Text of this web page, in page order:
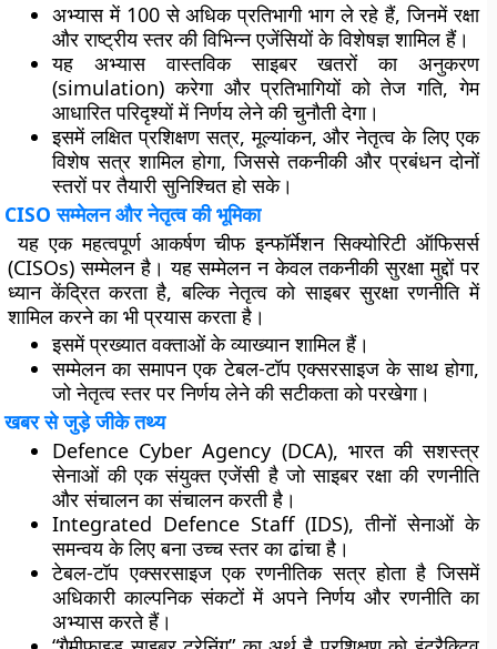
अभ्यास में 100 से अधिक प्रतिभागीभाग ले रहे हैं, जिनमें रक्षा
और राष्ट्रीय स्तर की विभिन्न एजेंसियों के विशेषज्ञ शामिल हैं।
यह अभ्यासवास्तविक साइबर खतरों का अनुकरण
(simulation) करेगा और प्रतिभागियों कोतेज गति, गेम
आधारित परिदृश्योंमें निर्णय लेने की चुनौती देगा।
इसमेंलक्षित प्रशिक्षण सत्र,मूल्यांकन, औरनेतृत्व के लिए एक
विशेष सत्र शामिल होगा, जिससे तकनीकी और प्रबंधन दोनों
स्तरों पर तैयारी सुनिश्चित हो सके।
CISO सम्मेलन और नेतृत्व की भूमिका
यह एक महत्वपूर्ण आकर्षणचीफ इन्फॉर्मेशन सिक्योरिटी ऑफिसर्स
(CISOs) सम्मेलनहै। यह सम्मेलन न केवल तकनीकी सुरक्षा मुद्दों पर
ध्यान केंद्रित करता है, बल्किनेतृत्व को साइबर सुरक्षा रणनीति में
शामिल करनेका भी प्रयास करता है।
इसमेंप्रख्यात वक्ताओं के व्याख्यानशामिल हैं।
सम्मेलन का समापन एकटेबल-टॉप एक्सरसाइजके साथ होगा,
जो नेतृत्व स्तर पर निर्णय लेने की सटीकता को परखेगा।
खबर से जुड़े जीके तथ्य
Defence Cyber Agency (DCA), भारत की सशस्त्र
सेनाओं की एक संयुक्त एजेंसी है जो साइबर रक्षा की रणनीति
और संचालन का संचालन करती है।
Integrated Defence Staff (IDS), तीनों सेनाओं के
समन्वय के लिए बना उच्च स्तर का ढांचा है।
टेबल-टॉप एक्सरसाइजएक रणनीतिक सत्र होता है जिसमें
अधिकारी काल्पनिक संकटों में अपने निर्णय और रणनीति का
अभ्यास करते हैं।